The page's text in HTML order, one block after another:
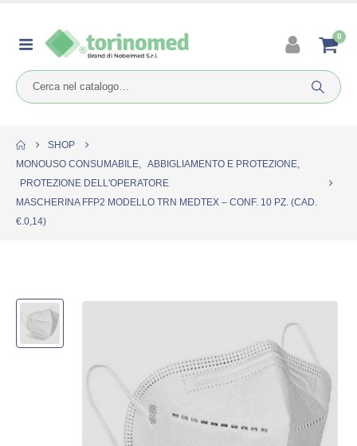
0
SHOP
MONOUSO CONSUMABILE, ABBIGLIAMENTO E PROTEZIONE,
PROTEZIONE DELL'OPERATORE
MASCHERINA FFP2 MODELLO TRN MEDTEX – CONF. 10 PZ. (CAD.
€.0,14)